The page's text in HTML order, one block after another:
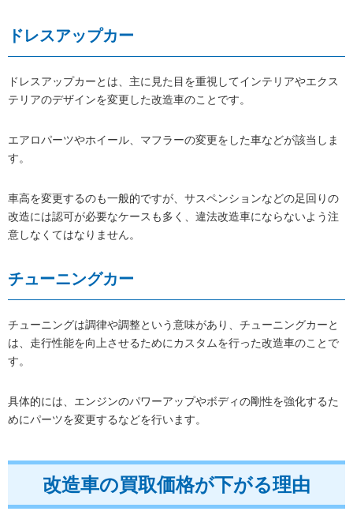
ドレスアップカー
ドレスアップカーとは、主に見た目を重視してインテリアやエクス
テリアのデザインを変更した改造車のことです。
エアロパーツやホイール、マフラーの変更をした車などが該当しま
す。
車高を変更するのも一般的ですが、サスペンションなどの足回りの
改造には認可が必要なケースも多く、違法改造車にならないよう注
意しなくてはなりません。
チューニングカー
チューニングは調律や調整という意味があり、チューニングカーと
は、走行性能を向上させるためにカスタムを行った改造車のことで
す。
具体的には、エンジンのパワーアップやボディの剛性を強化するた
めにパーツを変更するなどを行います。
改造車の買取価格が下がる理由